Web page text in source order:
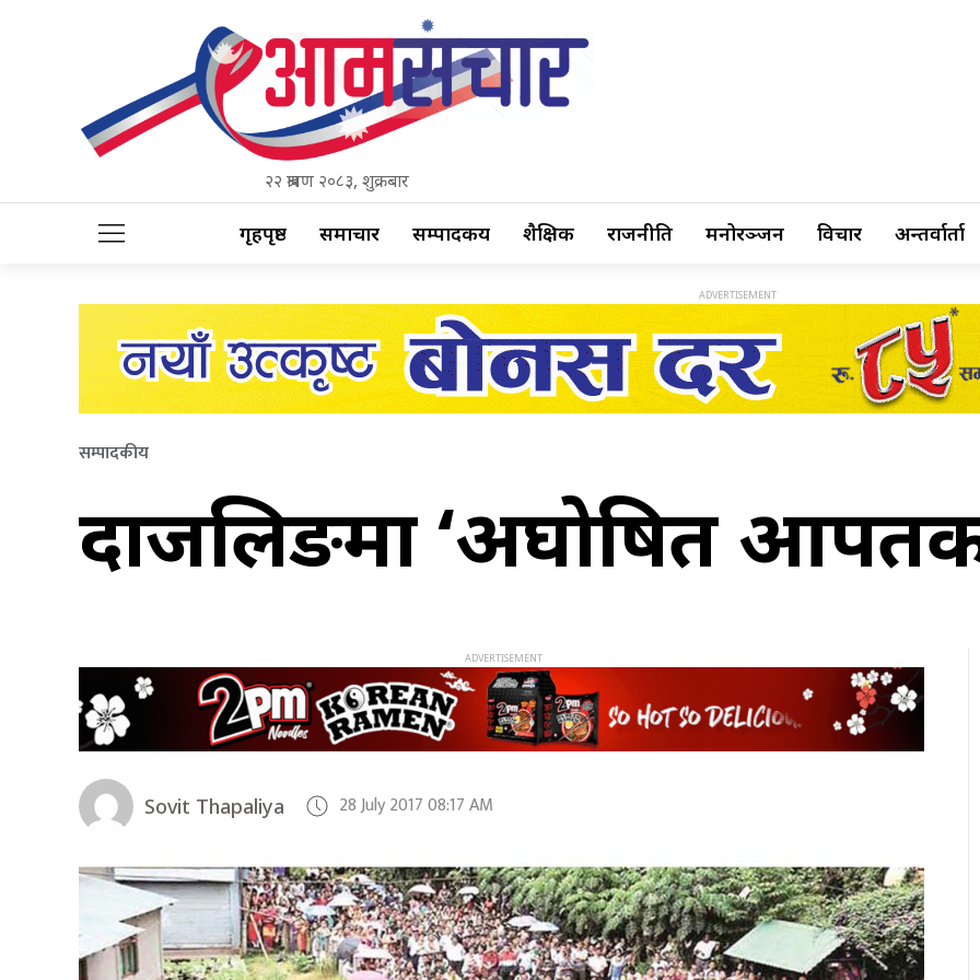
२२ श्रावण २०८३, शुक्रबार
गृहपृष्ठ समाचार सम्पादकीय शैक्षिक राजनीति मनोरञ्जन विचार अन्तर्वार्ता
सम्पादकीय
दार्जिलिङमा ‘अघोषित
Sovit Thapaliya 28 July 2017 08:17 AM